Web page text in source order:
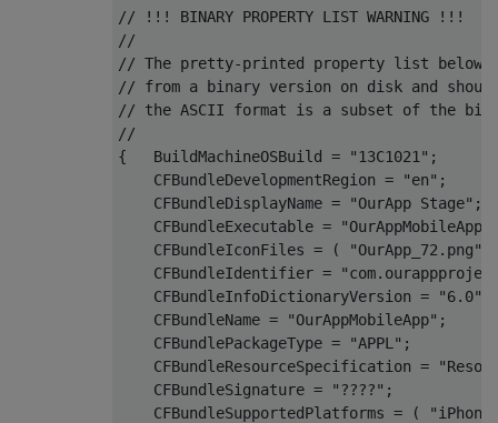
    <array>
        <string>audio</string>
    </array>
    <key>UIDeviceFamily</key>
    <array>
        <integer>2</integer>
    </array>
    <array>
    </array>
    <array>
    </array>
</dict>
// !!! BINARY PROPERTY LIST WARNING !!!
//
// The pretty-printed property list below
// from a binary version on disk and
// the ASCII format is a subset of the
//
{   BuildMachineOSBuild = "13C1021";
    CFBundleDevelopmentRegion = "en";
    CFBundleDisplayName = "OurApp Stage";
CFBundleExecutable =
CFBundleIconFiles = (
CFBundleIdentifier =
    CFBundleInfoDictionaryVersion = "6.0";
    CFBundleName = "OurAppMobileApp";
    CFBundlePackageType = "APPL";
CFBundleResourceSpecification =
    CFBundleSignature = "????";
CFBundleSupportedPlatforms = (